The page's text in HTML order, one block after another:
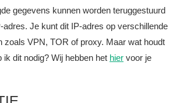
gegevens kunnen worden teruggestuurd
adres. Je kunt dit IP-adres op verschillende
zoals VPN, TOR of proxy. Maar wat houdt
ik dit nodig? Wij hebben het hier voor je